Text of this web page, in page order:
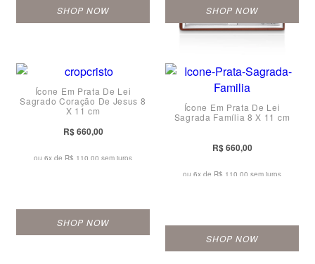
SHOP NOW SHOP NOW
Ícone Em Prata De Lei
Sagrado Coração De Jesus 8
X 11 cm
R$ 660,00
ou 6x de R$ 110,00 sem juros
SHOP NOW
Ícone Em Prata De Lei
Sagrada Família 8 X 11 cm
R$ 660,00
ou 6x de R$ 110,00 sem juros
SHOP NOW